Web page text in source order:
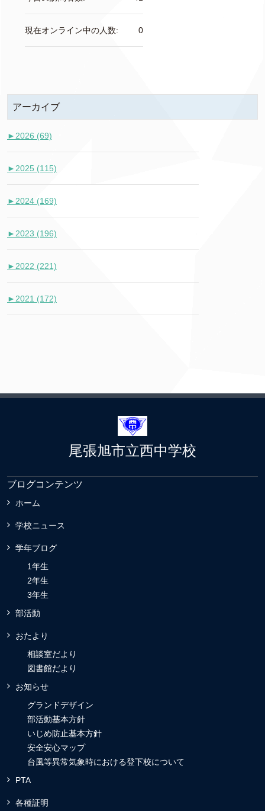
0
現在オンライン中の人数:
アーカイブ
► 2026 (69)
► 2025 (115)
► 2024 (169)
► 2023 (196)
► 2022 (221)
► 2021 (172)
尾張旭市立西中学校
ブログコンテンツ
ホーム
学校ニュース
学年ブログ
1年生
2年生
3年生
部活動
おたより
相談室だより
図書館だより
お知らせ
グランドデザイン
部活動基本方針
いじめ防止基本方針
安全安心マップ
台風等異常気象時における登下校について
PTA
各種証明